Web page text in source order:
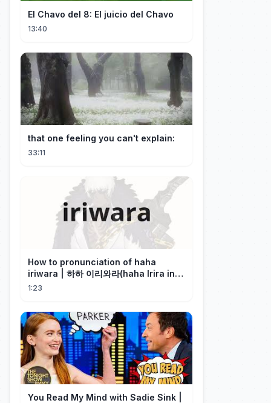
El Chavo del 8: El juicio del Chavo
13:40
that one feeling you can't explain:
33:11
How to pronunciation of haha
iriwara | 하하 이리와라(haha Irira in
Korean)
1:23
You Read My Mind with Sadie Sink |